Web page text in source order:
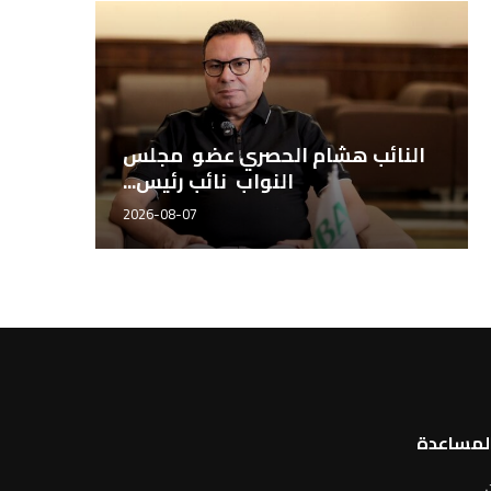
طيبة للتجارة والتوكيلات تطلق
شراكتها التجارية مع أجروستوك...
2026-08-06